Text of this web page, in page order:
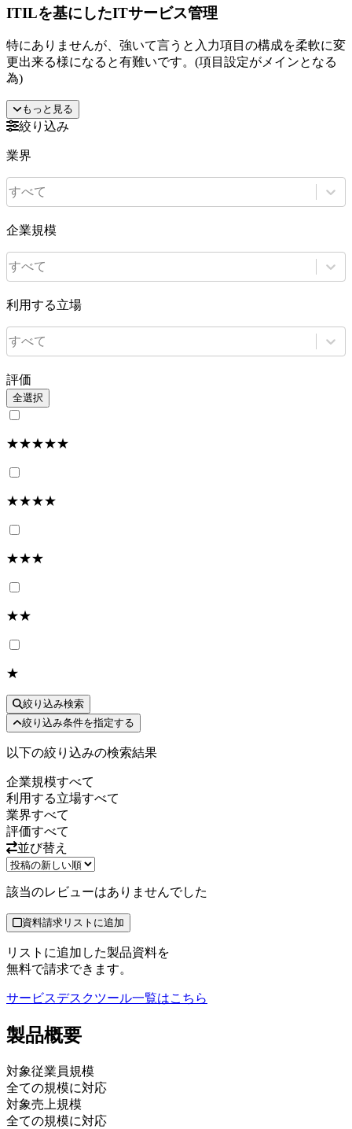
ITILを基にしたITサービス管理
特にありませんが、強いて言うと入力項目の構成を柔軟に変
更出来る様になると有難いです。(項目設定がメインとなる
為)
もっと見る
絞り込み
業界
すべて
企業規模
すべて
利用する立場
すべて
評価
全選択
★★★★★
★★★★
★★★
★★
★
絞り込み検索
絞り込み条件を指定する
以下の絞り込みの検索結果
企業規模すべて
利用する立場すべて
業界すべて
評価すべて
並び替え
該当のレビューはありませんでした
資料請求リストに追加
リストに追加した製品資料を
無料で請求できます。
サービスデスクツール一覧はこちら
製品概要
対象従業員規模
全ての規模に対応
対象売上規模
全ての規模に対応